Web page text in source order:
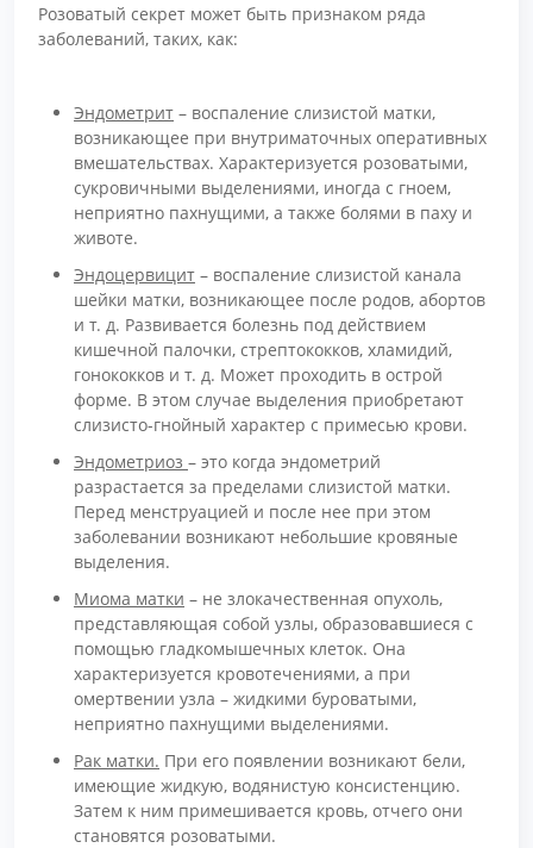
Розоватый секрет может быть признаком ряда
заболеваний, таких, как:
Эндометрит – воспаление слизистой матки,
возникающее при внутриматочных оперативных
вмешательствах. Характеризуется розоватыми,
сукровичными выделениями, иногда с гноем,
неприятно пахнущими, а также болями в паху и
животе.
Эндоцервицит – воспаление слизистой канала
шейки матки, возникающее после родов, абортов
и т. д. Развивается болезнь под действием
кишечной палочки, стрептококков, хламидий,
гонококков и т. д. Может проходить в острой
форме. В этом случае выделения приобретают
слизисто-гнойный характер с примесью крови.
Эндометриоз – это когда эндометрий
разрастается за пределами слизистой матки.
Перед менструацией и после нее при этом
заболевании возникают небольшие кровяные
выделения.
Миома матки – не злокачественная опухоль,
представляющая собой узлы, образовавшиеся с
помощью гладкомышечных клеток. Она
характеризуется кровотечениями, а при
омертвении узла – жидкими буроватыми,
неприятно пахнущими выделениями.
Рак матки. При его появлении возникают бели,
имеющие жидкую, водянистую консистенцию.
Затем к ним примешивается кровь, отчего они
становятся розоватыми.